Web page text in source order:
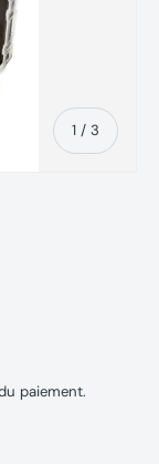
1 / de
3
paiement.